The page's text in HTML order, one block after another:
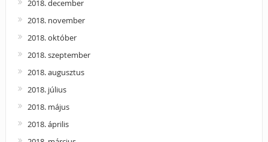
2018. december
2018. november
2018. október
2018. szeptember
2018. augusztus
2018. július
2018. május
2018. április